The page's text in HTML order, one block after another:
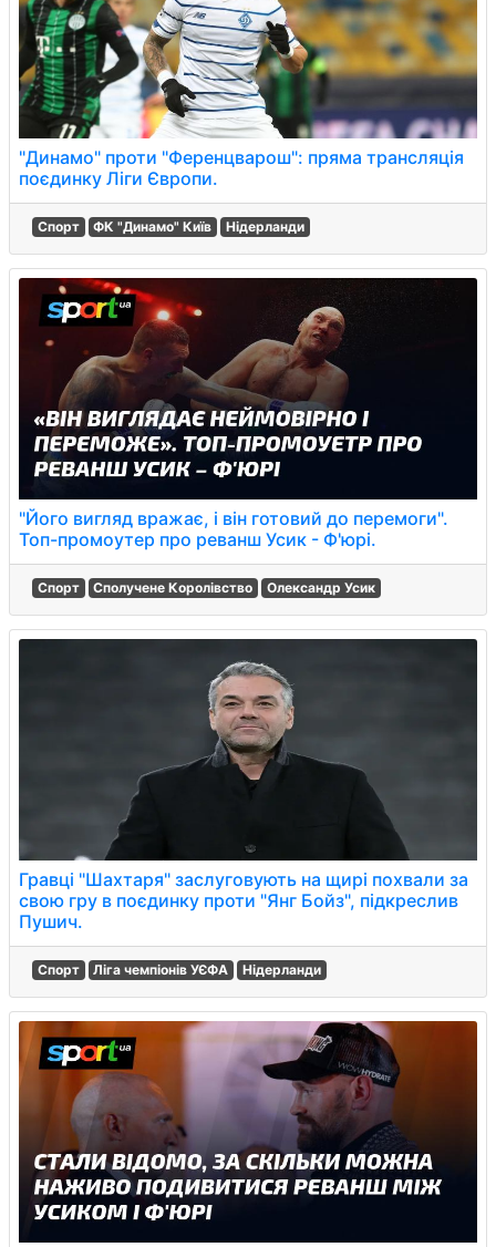
"Динамо" проти "Ференцварош": пряма трансляція
поєдинку Ліги Європи.
Спорт ФК "Динамо" Київ Нідерланди
"Його вигляд вражає, і він готовий до перемоги".
Топ-промоутер про реванш Усик - Ф'юрі.
Спорт Сполучене Королівство Олександр Усик
Гравці "Шахтаря" заслуговують на щирі похвали за
свою гру в поєдинку проти "Янг Бойз", підкреслив
Пушич.
Спорт Ліга чемпіонів УЄФА Нідерланди